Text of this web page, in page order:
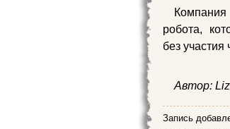
Компания
робота,
без участия
Автор:
Запись